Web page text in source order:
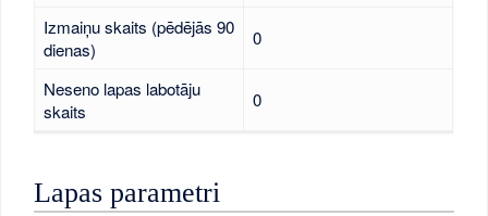
Izmaiņu skaits (pēdējās 90
dienas)
0
Neseno lapas labotāju
skaits
0
Lapas parametri